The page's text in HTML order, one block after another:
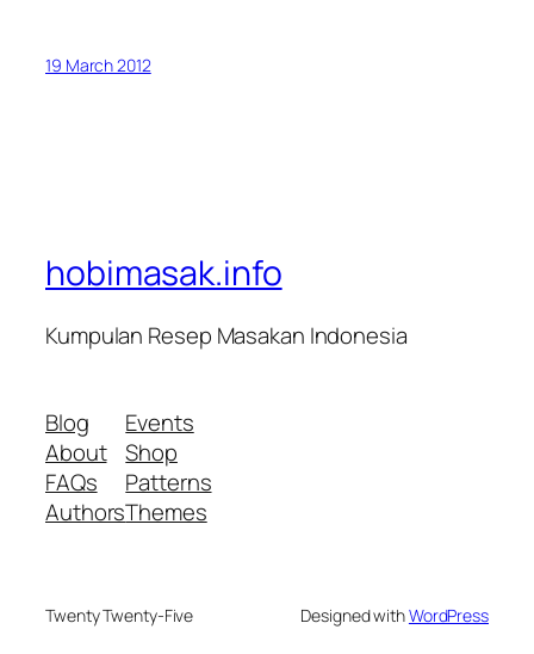
19 March 2012
hobimasak.info
Kumpulan Resep Masakan Indonesia
Blog
About
FAQs
Authors
Events
Shop
Patterns
Themes
Twenty Twenty-Five Designed withWordPress